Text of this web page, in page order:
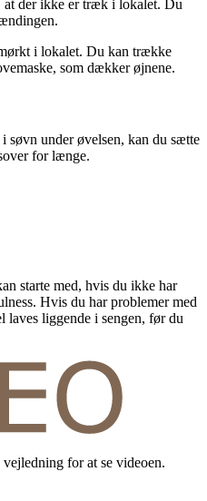
at der ikke er træk i lokalet. Du
i lokalet. Du kan trække
som dækker øjnene.
søvn under øvelsen, kan du sætte
for længe.
starte med, hvis du ikke har
Hvis du har problemer med
laves liggende i sengen, før du
for at se videoen.